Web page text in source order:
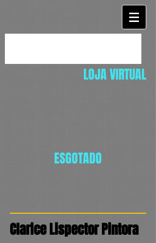
LOJA VIRTUAL
ESGOTADO
Clarice Lispector Pintora